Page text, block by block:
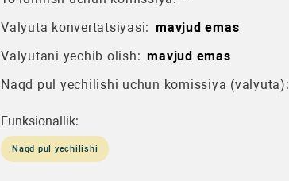
Valyuta konvertatsiyasi: mavjud emas
Valyutani yechib olish: mavjud emas
Naqd pul yechilishi uchun komissiya (valyuta):
Funksionallik:
Naqd pul yechilishi